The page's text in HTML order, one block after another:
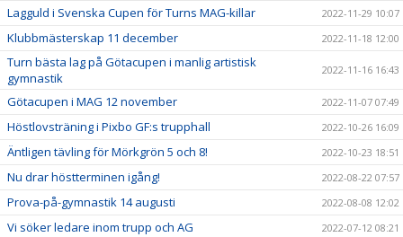
Lagguld i Svenska Cupen för Turns MAG-killar 2022-11-29 10:07
Klubbmästerskap 11 december 2022-11-18 12:00
Turn bästa lag på Götacupen i manlig artistisk
gymnastik
2022-11-16 16:43
Götacupen i MAG 12 november 2022-11-07 07:49
Höstlovsträning i Pixbo GF:s trupphall 2022-10-26 16:09
Äntligen tävling för Mörkgrön 5 och 8! 2022-10-23 18:51
Nu drar höstterminen igång! 2022-08-22 07:57
Prova-på-gymnastik 14 augusti 2022-08-08 12:02
Vi söker ledare inom trupp och AG 2022-07-12 08:21